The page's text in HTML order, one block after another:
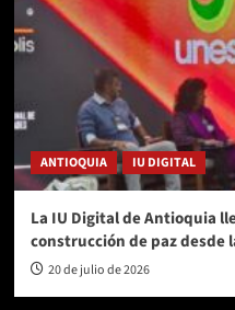
ANTIOQUIA IU DIGITAL
La IU Digital de Antioquia
construcción de paz desde
20 de julio de 2026